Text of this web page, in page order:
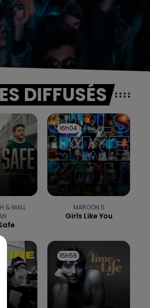
POP
DIFFUSÉS
& NIALL
16h04
16h04
MAROON 5
Girls Like You
15h56
15h56